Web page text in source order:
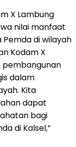
X Lambung
nilai manfaat
di wilayah
Kodam X
pembangunan
dalam
Kita
dapat
bagi
di Kalsel,”